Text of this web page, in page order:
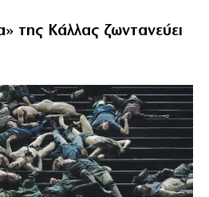
της Κάλλας ζωντανεύει